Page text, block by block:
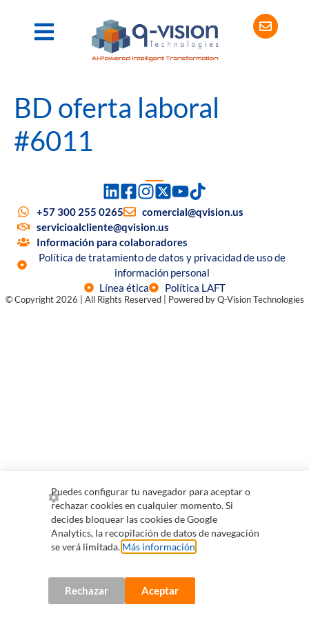
BD oferta laboral
#6011
+57 300 255 0265
comercial@qvision.us
servicioalcliente@qvision.us
Información para colaboradores
Política de tratamiento de datos y privacidad de uso de
información personal
Línea ética
Política LAFT
© Copyright 2026 | All Rights Reserved | Powered by Q-Vision Technologies
Puedes configurar tu navegador para aceptar o
rechazar cookies en cualquier momento. Si
decides bloquear las cookies de Google
Analytics, la recopilación de datos de navegación
se verá limitada. Más información
Rechazar Aceptar